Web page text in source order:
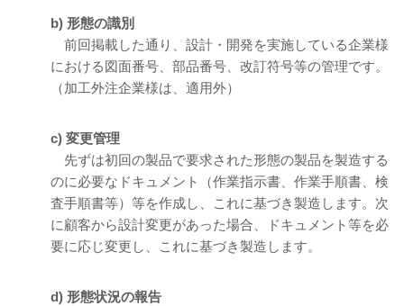
b) 形態の識別
前回掲載した通り、設計・開発を実施している企業様
における図面番号、部品番号、改訂符号等の管理です。
（加工外注企業様は、適用外）
c) 変更管理
先ずは初回の製品で要求された形態の製品を製造する
のに必要なドキュメント（作業指示書、作業手順書、検
査手順書等）等を作成し、これに基づき製造します。次
に顧客から設計変更があった場合、ドキュメント等を必
要に応じ変更し、これに基づき製造します。
d) 形態状況の報告